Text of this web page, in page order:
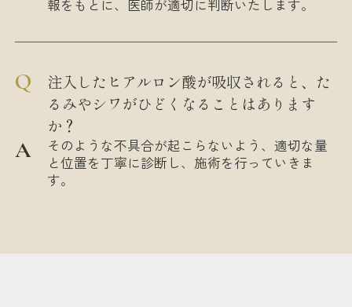
報をもとに、医師が適切に判断いたします。
注入したヒアルロン酸が吸収されると、た
るみやシワがひどくなることはあります
か？
そのような不具合が起こらないよう、適切な量
と位置を丁寧に診断し、施術を行っていきま
す。